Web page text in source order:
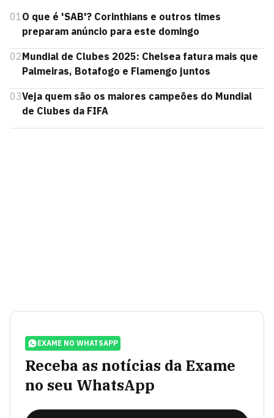
01O que é 'SAB'? Corinthians e outros times
preparam anúncio para este domingo
02Mundial de Clubes 2025: Chelsea fatura mais que
Palmeiras, Botafogo e Flamengo juntos
03Veja quem são os maiores campeões do Mundial
de Clubes da FIFA
EXAME NO WHATSAPP
Receba as notícias da Exame
no seu WhatsApp